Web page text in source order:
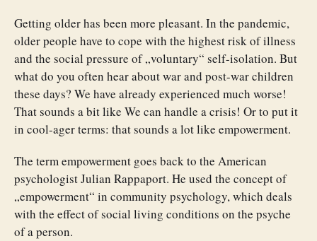
Getting older has been more pleasant. In the pandemic,
older people have to cope with the highest risk of illness
and the social pressure of „voluntary“ self-isolation. But
what do you often hear about war and post-war children
these days? We have already experienced much worse!
That sounds a bit like We can handle a crisis! Or to put it
in cool-ager terms: that sounds a lot like empowerment.
The term empowerment goes back to the American
psychologist Julian Rappaport. He used the concept of
„empowerment“ in community psychology, which deals
with the effect of social living conditions on the psyche
of a person.